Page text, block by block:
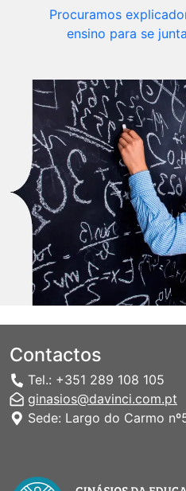
Procuramos
ensino para se
Contactos
Tel.: +351 289 108 105
ginasios@davinci.com.pt
Sede: Largo do Carmo